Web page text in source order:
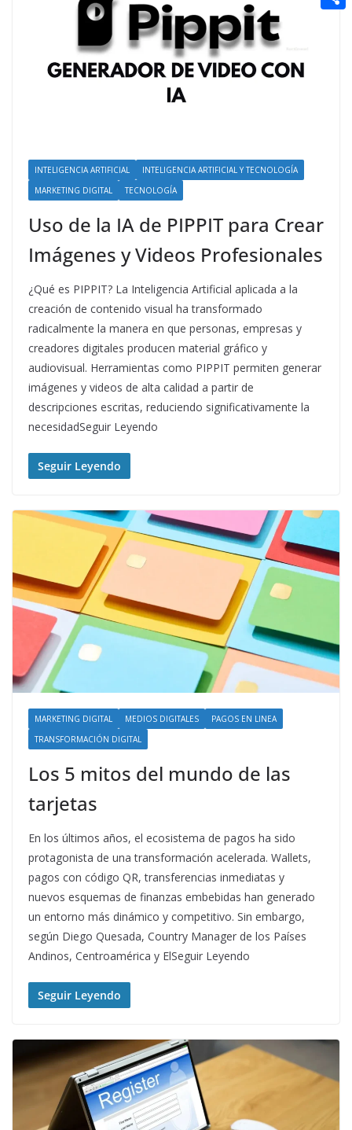
INTELIGENCIA ARTIFICIAL
INTELIGENCIA ARTIFICIAL Y TECNOLOGÍA
MARKETING DIGITAL
TECNOLOGÍA
Uso de la IA de PIPPIT para Crear
Imágenes y Videos Profesionales
¿Qué es PIPPIT? La Inteligencia Artificial aplicada a la
creación de contenido visual ha transformado
radicalmente la manera en que personas, empresas y
creadores digitales producen material gráfico y
audiovisual. Herramientas como PIPPIT permiten generar
imágenes y videos de alta calidad a partir de
descripciones escritas, reduciendo significativamente la
necesidadSeguir Leyendo
Seguir Leyendo
MARKETING DIGITAL MEDIOS DIGITALES
PAGOS EN LINEA
TRANSFORMACIÓN DIGITAL
Los 5 mitos del mundo de las
tarjetas
En los últimos años, el ecosistema de pagos ha sido
protagonista de una transformación acelerada. Wallets,
pagos con código QR, transferencias inmediatas y
nuevos esquemas de finanzas embebidas han generado
un entorno más dinámico y competitivo. Sin embargo,
según Diego Quesada, Country Manager de los Países
Andinos, Centroamérica y ElSeguir Leyendo
Seguir Leyendo
n
a
r